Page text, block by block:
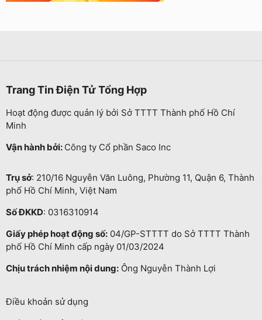
Trang Tin Điện Tử Tổng Hợp
Hoạt động được quản lý bởi Sở TTTT Thành phố Hồ Chí
Minh
Vận hành bởi: Công ty Cổ phần Saco Inc
Trụ sở: 210/16 Nguyễn Văn Luông, Phường 11, Quận 6, Thành
phố Hồ Chí Minh, Việt Nam
Số ĐKKD: 0316310914
Giấy phép hoạt động số: 04/GP-STTTT do Sở TTTT Thành
phố Hồ Chí Minh cấp ngày 01/03/2024
Chịu trách nhiệm nội dung: Ông Nguyễn Thành Lợi
Điều khoản sử dụng